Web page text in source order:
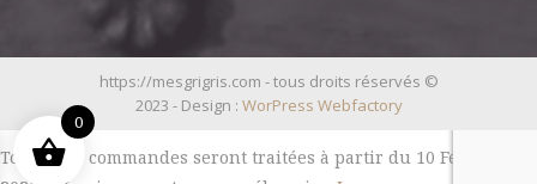
https://mesgrigris.com - tous droits réservés ©
2023 - Design : WorPress Webfactory
Toutes les commandes seront traitées à partir du 10 Février
0